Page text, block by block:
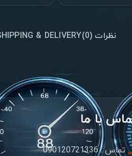
نظرات (0) & DELIVERY
با ما
تماس : 090120721336